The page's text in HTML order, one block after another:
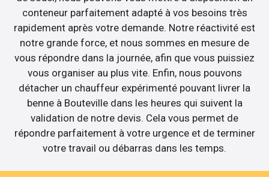
conteneur parfaitement adapté à vos besoins très
rapidement après votre demande. Notre réactivité est
notre grande force, et nous sommes en mesure de
vous répondre dans la journée, afin que vous puissiez
vous organiser au plus vite. Enfin, nous pouvons
détacher un chauffeur expérimenté pouvant livrer la
benne à Bouteville dans les heures qui suivent la
validation de notre devis. Cela vous permet de
répondre parfaitement à votre urgence et de terminer
votre travail ou débarras dans les temps.